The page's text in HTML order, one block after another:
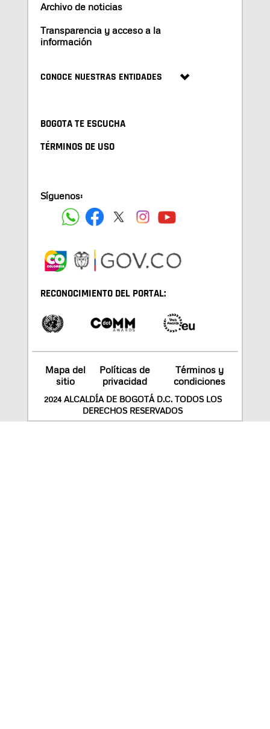
Archivo de noticias
Transparencia y acceso a la
información
CONOCE NUESTRAS ENTIDADES
BOGOTA TE ESCUCHA
TÉRMINOS DE USO
Síguenos:
RECONOCIMIENTO DEL PORTAL:
Mapa del
sitio
Políticas de
privacidad
Términos y
condiciones
2024 ALCALDÍA DE BOGOTÁ D.C. TODOS LOS
DERECHOS RESERVADOS